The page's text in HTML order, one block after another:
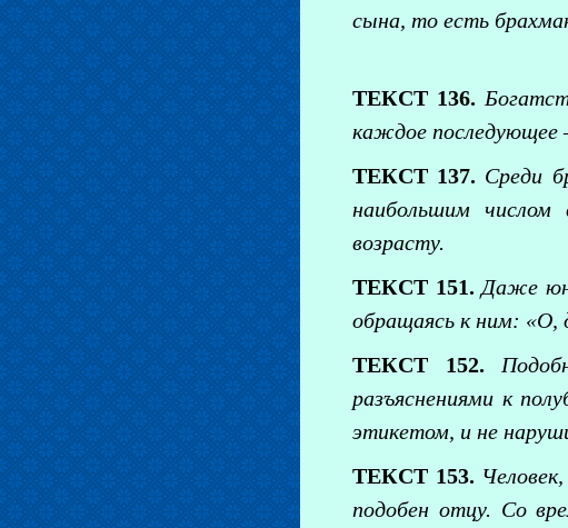
сына, то есть
ТЕКСТ 136.
каждое
ТЕКСТ 137. Среди
наибольшим
возрасту.
ТЕКСТ 151. Даже
обращаясь к ним: «О,
ТЕКСТ 152.
разъяснениями к
этикетом, и не
ТЕКСТ 153.
подобен отцу. Со